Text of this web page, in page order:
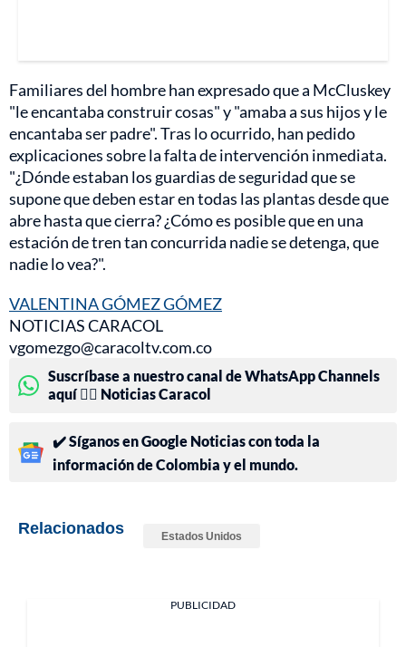
Familiares del hombre han expresado que a McCluskey
"le encantaba construir cosas" y "amaba a sus hijos y le
encantaba ser padre". Tras lo ocurrido, han pedido
explicaciones sobre la falta de intervención inmediata.
"¿Dónde estaban los guardias de seguridad que se
supone que deben estar en todas las plantas desde que
abre hasta que cierra? ¿Cómo es posible que en una
estación de tren tan concurrida nadie se detenga, que
nadie lo vea?".
VALENTINA GÓMEZ GÓMEZ
NOTICIAS CARACOL
vgomezgo@caracoltv.com.co
Suscríbase a nuestro canal de WhatsApp Channels
aquí 👉🏻 Noticias Caracol
✔️ Síganos en Google Noticias con toda la
información de Colombia y el mundo.
Relacionados Estados Unidos
PUBLICIDAD